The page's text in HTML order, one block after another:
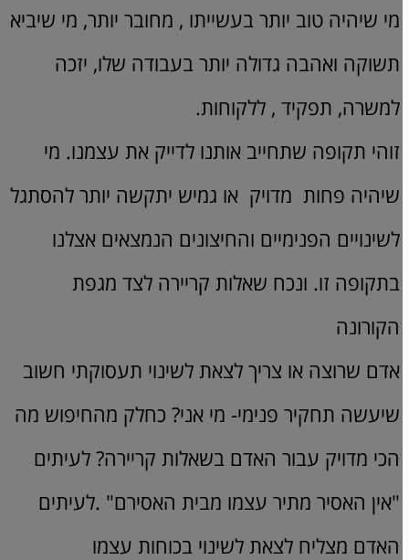
מי שיהיה טוב יותר בעשייתו , מחובר יותר, מי שיביא
תשוקה ואהבה גדולה יותר בעבודה שלו, יזכה
למשרה, תפקיד , ללקוחות.
זוהי תקופה שתחייב אותנו לדייק את עצמנו. מי
שיהיה פחות מדויק או גמיש יתקשה יותר להסתגל
לשינויים הפנימיים והחיצונים הנמצאים אצלנו
בתקופה זו. ונכח שאלות קריירה לצד מגפת
הקורונה
אדם שרוצה או צריך לצאת לשינוי תעסוקתי חשוב
שיעשה תחקיר פנימי- מי אני? כחלק מהחיפוש מה
הכי מדויק עבור האדם בשאלות קריירה? לעיתים
"אין האסיר מתיר עצמו מבית האסירם" .לעיתים
האדם מצליח לצאת לשינוי בכוחות עצמו